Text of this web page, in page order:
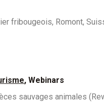
fribougeois, Romont,
, Webinars
sauvages animales